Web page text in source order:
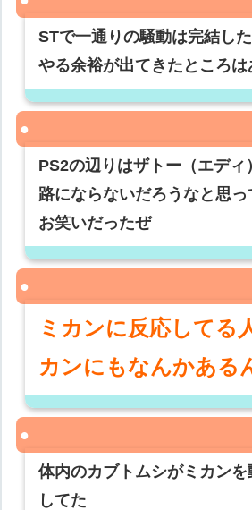
STで一通りの騒動は完結し
やる余裕が出てきたところは
PS2の辺りはザトー（エディ
路にならないだろうなと思
お笑いだったぜ
ミカンに反応してる
カンにもなんかある
体内のカブトムシがミカンを
してた